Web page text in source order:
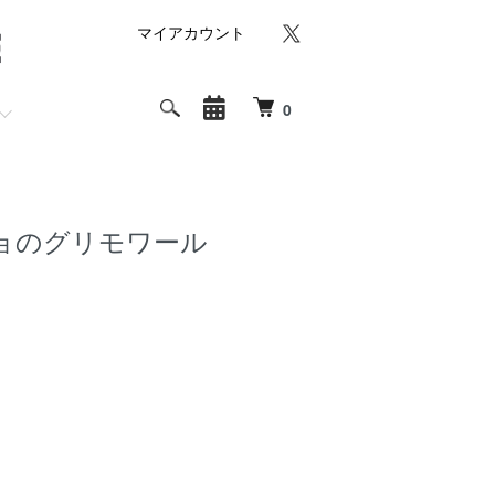
0
マイアカウント
のグリモワール